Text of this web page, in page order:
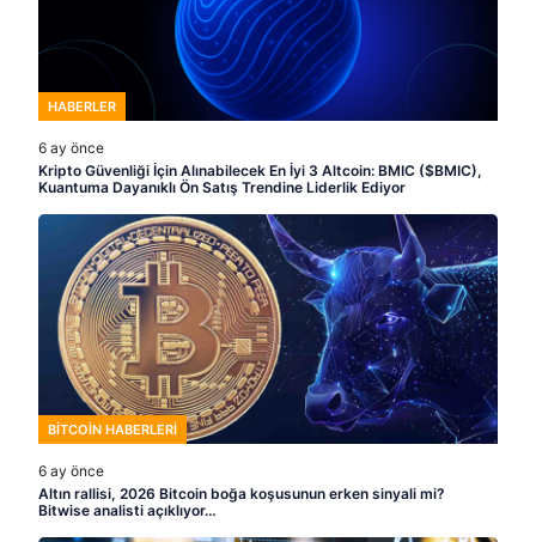
HABERLER
6 ay önce
Kripto Güvenliği İçin Alınabilecek En İyi 3 Altcoin: BMIC ($BMIC),
Kuantuma Dayanıklı Ön Satış Trendine Liderlik Ediyor
BITCOIN HABERLERI
6 ay önce
Altın rallisi, 2026 Bitcoin boğa koşusunun erken sinyali mi?
Bitwise analisti açıklıyor…